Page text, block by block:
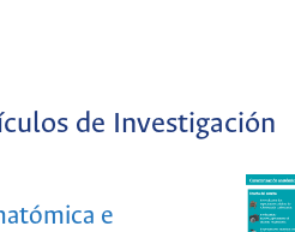
de Investigación
e